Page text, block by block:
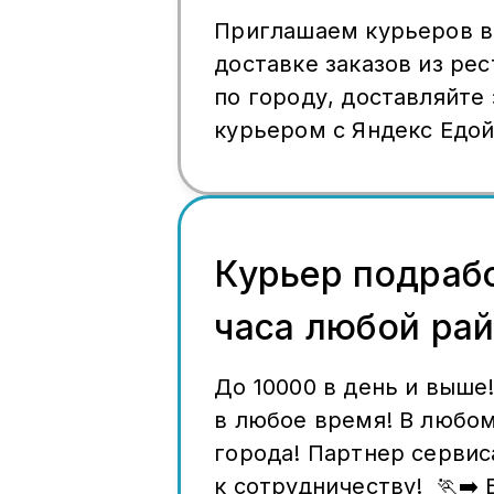
Приглашаем курьеров
доставке заказов из
по городу,
курьером с Яндекс
кешбэком до 10 000
доплаты и приоритет
работать можно в
Если доставка
по дороге до нужной
Яндекс Байка - от 1
от 2, 5 руб. в минуту. -
Курьер
часа любой
До 10000 в день и
в любое время! В
города! Партнер
к сотрудничеству! 🏃‍➡️